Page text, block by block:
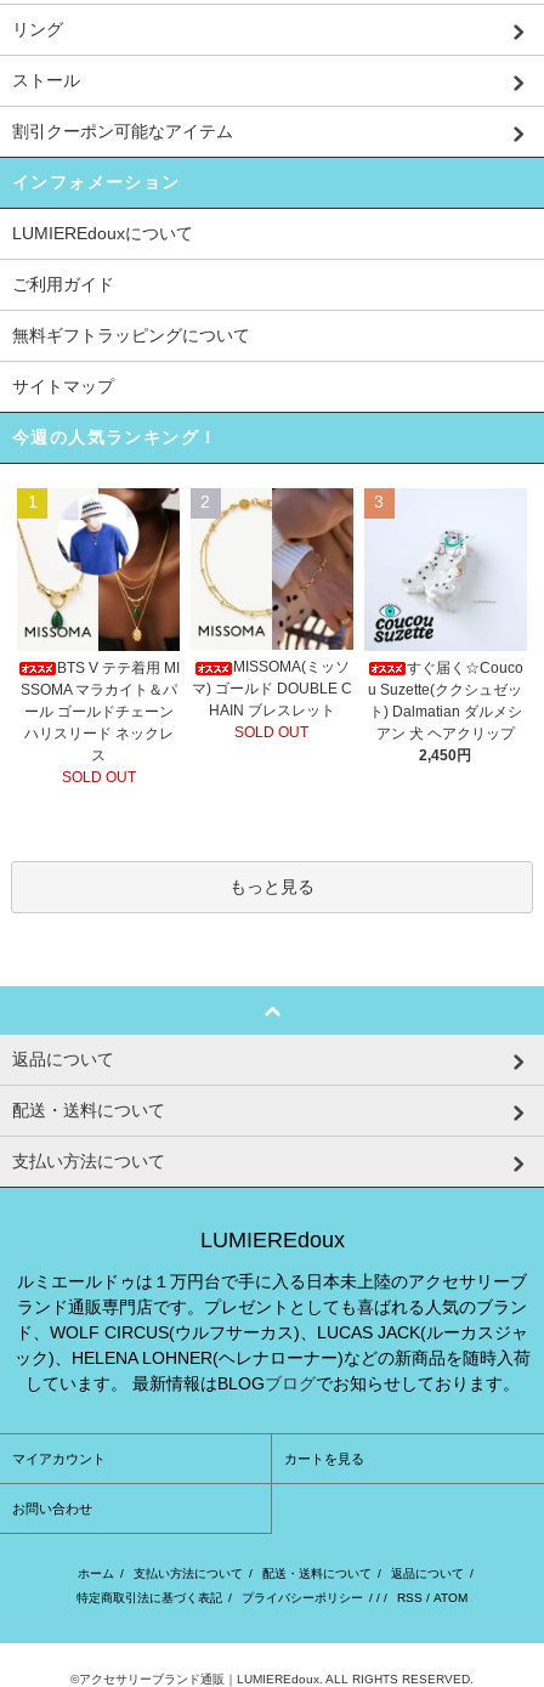
リング
ストール
割引クーポン可能なアイテム
インフォメーション
LUMIEREdouxについて
ご利用ガイド
無料ギフトラッピングについて
サイトマップ
今週の人気ランキング！
1
BTS V テテ着用 MI
SSOMA マラカイト＆パ
ール ゴールドチェーン
ハリスリード ネックレ
ス
SOLD OUT
2
MISSOMA(ミッソ
マ) ゴールド DOUBLE C
HAIN ブレスレット
SOLD OUT
3
すぐ届く☆Couco
u Suzette(ククシュゼッ
ト) Dalmatian ダルメシ
アン 犬 ヘアクリップ
2,450円
もっと見る
返品について
配送・送料について
支払い方法について
LUMIEREdoux
ルミエールドゥは１万円台で手に入る日本未上陸のアクセサリーブ
ランド通販専門店です。プレゼントとしても喜ばれる人気のブラン
ド、WOLF CIRCUS(ウルフサーカス)、LUCAS JACK(ルーカスジャ
ック)、HELENA LOHNER(ヘレナローナー)などの新商品を随時入荷
しています。 最新情報はBLOGブログでお知らせしております。
マイアカウント カートを見る
お問い合わせ
ホーム / 支払い方法について / 配送・送料について / 返品について /
特定商取引法に基づく表記 / プライバシーポリシー / / / RSS / ATOM
©アクセサリーブランド通販｜LUMIEREdoux. ALL RIGHTS RESERVED.